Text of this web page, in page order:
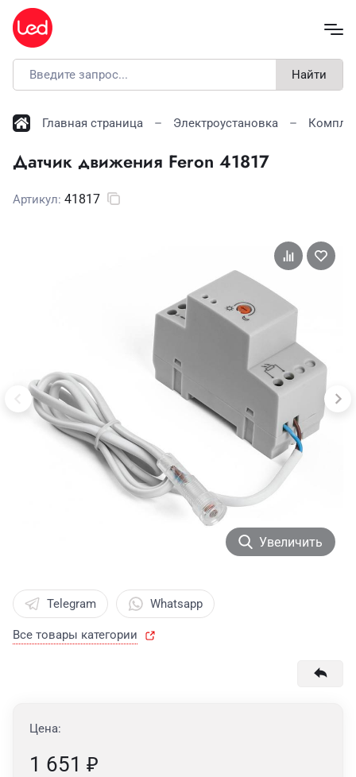
Найти
Главная страница Электроустановка
Датчик движения Feron 41817
Артикул: 41817
Увеличить
Telegram Whatsapp
Все товары категории
Цена:
1 651 ₽